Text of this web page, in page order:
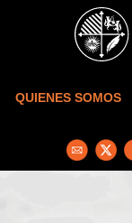
Skip to main content
QUIENES SOMOS